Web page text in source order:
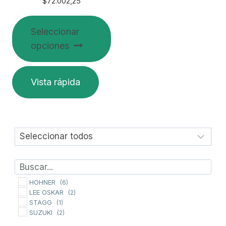
producto
Seleccionar
opciones
Este
producto
tiene
variantes.
Las
se
pueden
elegir
en
Vista rápida
HOHNER (6)
LEE OSKAR (2)
STAGG (1)
SUZUKI (2)